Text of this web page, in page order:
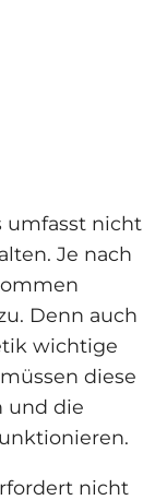
umfasst nicht
Je nach
Denn auch
wichtige
diese
und die
nicht